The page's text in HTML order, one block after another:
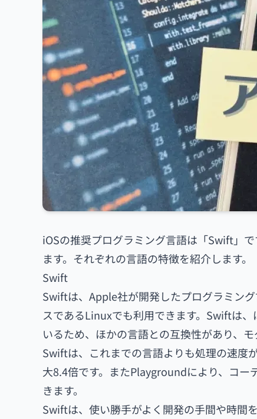
iOSの推奨プログラミング言語は「Swift」
ます。それぞれの言語の特徴を紹介します。
Swift
Swiftは、Apple社が開発したプログラミン
スであるLinuxでも利用できます。Swiftは
いるため、ほかの言語との互換性があり、
Swiftは、これまでの言語よりも処理の速度
大8.4倍です。またPlaygroundにより、コー
きます。
Swiftは、使い勝手がよく開発の手間や時間